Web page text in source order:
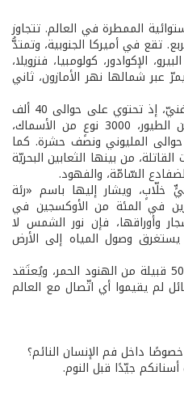
الممطرة في العالم. تتجاوز
مربع. تقع في أميركا الجنوبية، وتمتدُّ
الإكوادور، كولومبيا، فنزويلا،
عبر شمالها نهر الأمازون، ثاني
تتمتّع غابة الأمازون بنظامٍ بيئيٍّ غنيّ، إذ تحتوي على حوالى 40 ألف
نوعٍ من النباتات، 1300 فصيلةٍ من الطيور، 3000 نوعٍ من الأسماك،
حوالى المليوني ونصف حشرة. كما
من بينها الثعابين البحريّة
السّامّة، والفهود.
خلّابٍ، ويشار إليها باسم «رئة
في المئة من الأوكسجين في
وأوراقها، فإن نور الشمس لا
وصول المياه إلى الأرض
يسكن الغابة ما بين الـ 400 والـ 500 قبيلة من الهنود الحمر، ويُعتَقد
لم يقيموا أي اتّصال مع العالم
داخل فم الإنسان النائم؟
جيّدًا قبل النوم.